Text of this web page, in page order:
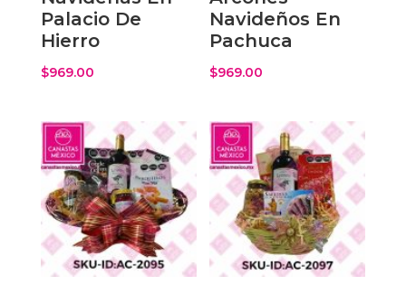
Palacio De
Hierro
$969.00
Navideños En
Pachuca
$969.00